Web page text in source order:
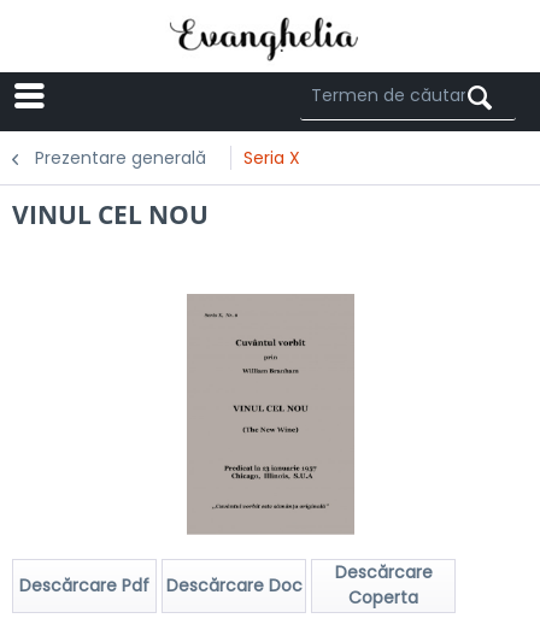
Prezentare generală Seria X
VINUL CEL NOU
Descărcare Pdf Descărcare Doc
Descărcare
Coperta